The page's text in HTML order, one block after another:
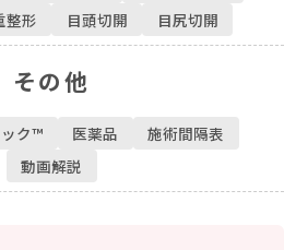
整形 目頭切開 目尻切開
その他
ク™︎ 医薬品
施術間隔表
動画解説